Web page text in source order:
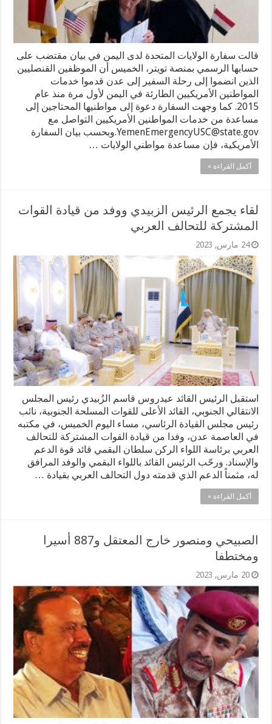
قالت سفارة الولايات المتحدة لدى اليمن في بيان مقتضب على
حسابها الرسمي بمنصة تويتر، الخميس أن الموظفين القنصليين
الذين انضموا إلى رحلة السفير إلى عدن قدموا خدمات
المواطنين الأمريكيين الطارئة في اليمن لأول مرة منذ عام
2015. كما وجهت السفارة دعوة إلى مواطنيها المحتاجين إلى
مساعدة من خدمات المواطنين الأمريكيين التواصل مع
YemenEmergencyUSC@state.gov.وبحسب بيان السفارة
الأمريكية، فإن مساعدة مواطني الولايات …
أكمل القراءة »
لقاء يجمع الرئيس الزبيدي ووفد من قيادة القوات
المشتركة للتحالف العربي
24 مارس, 2023
استقبل الرئيس القائد عيدروس قاسم الزُبيدي رئيس المجلس
الانتقالي الجنوبي، القائد الأعلى للقوات المسلحة الجنوبية، نائب
رئيس مجلس القيادة الرئاسي، مساء اليوم الخميس، في مكتبه
في العاصمة عدن، وفدا من قيادة القوات المشتركة للتحالف
العربي برئاسة اللواء الركن سلطان البقمي قائد قوة الدعم
والإسناد. ورحّب الرئيس القائد باللواء البقمي والوفد المرافق
له، مثمناً الدعم الذي قدمته دول التحالف العربي بقيادة …
أكمل القراءة »
الصبيحي ومنصور خارج المعتقل و887 أسيرا
ومختطفا
20 مارس, 2023